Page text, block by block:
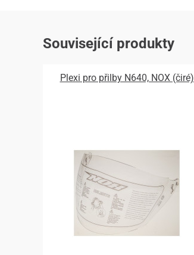
Související produkty
Plexi pro přilby N640, NOX (čiré)